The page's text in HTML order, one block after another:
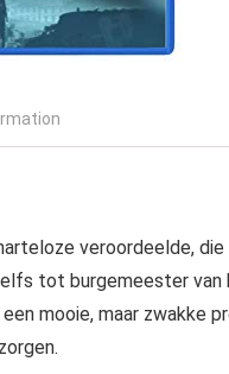
veroordeelde,
tot burgemeester van
mooie, maar zwakke